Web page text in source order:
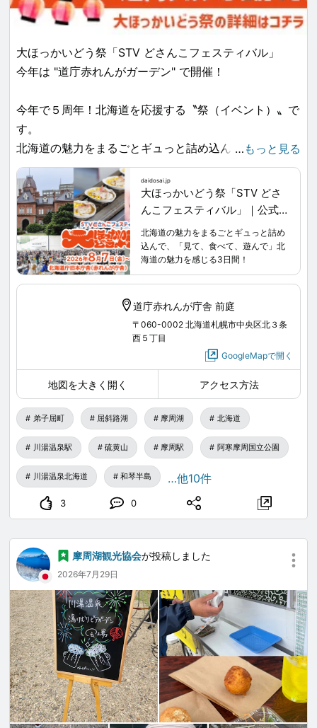
大ほっかいどう祭「STV どさんこフェスティバル」
今年は "道庁赤れんがガーデン" で開催！
今年で５周年！北海道を応援する〝祭（イベント）〟で
す。
北海道の魅力をまるごとギュっと詰め込んで、「飲ん
で、食べて、楽しむ！」北海道の魅力を感じる3日間。
弟子屈町の摩周湖観光協会も参加します！
週末は道庁赤れんがガーデンへでかけよう。詳しくは公
式サイトをご覧ください。
daidosai.jp/
大ほっかいどう祭「STV どさんこフェスティバル」
【日程】2026年8月7日(金) 10:00 ～ 18:00、2026年8
月8日(土) 10:00 ～ 18:00、2026年8月9日(日) 10:00
～ 18:00
【会場】北海道庁旧本庁舎（赤れんが庁舎） 赤れんが
ガーデン
【入場】無料
【主催】STV 札幌テレビ放送株式会社、北海道赤れん
が未来機構
【後援】北海道、札幌市、札幌市教育委員会
【協力】株式会社STVラジオ
… もっと見る
daidosai.jp
大ほっかいどう祭「STV どさ
んこフェスティバル」｜公式
サイト
北海道の魅力をまるごとギュっと詰め
込んで、「見て、食べて、遊んで」北
海道の魅力を感じる3日間！
道庁赤れんが庁舎 前庭
〒060-0002 北海道札幌市中央区北３条
西５丁目
GoogleMapで開く
地図を大きく開く アクセス方法
弟子屈町 屈斜路湖 摩周湖 北海道
川湯温泉駅 硫黄山 摩周駅 阿寒摩周国立公園
川湯温泉北海道 和琴半島 …他10件
3 0
摩周湖観光協会が投稿しました
2026年7月29日